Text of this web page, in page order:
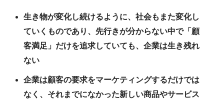
生き物が変化し続けるように、社会もまた変化し
ていくものであり、先行きが分からない中で「顧
客満足」だけを追求していても、企業は生き残れ
ない
企業は顧客の要求をマーケティングするだけでは
なく、それまでになかった新しい商品やサービス